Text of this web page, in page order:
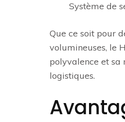
Système de
Que ce soit pour
volumineuses, le
polyvalence et sa
logistiques.